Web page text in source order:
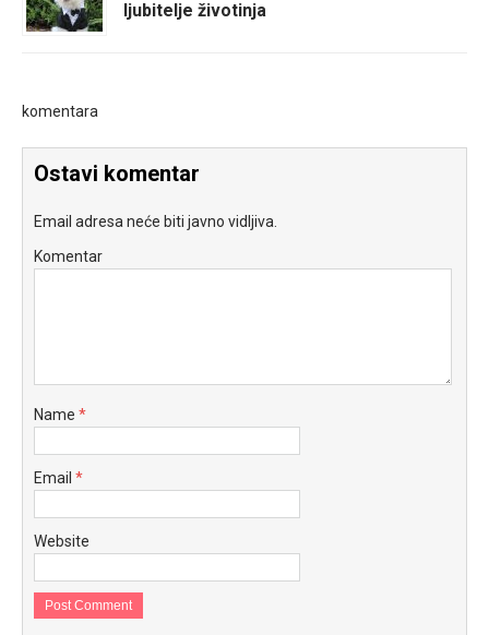
ljubitelje životinja
komentara
Ostavi komentar
Email adresa neće biti javno vidljiva.
Komentar
Name *
Email *
Website